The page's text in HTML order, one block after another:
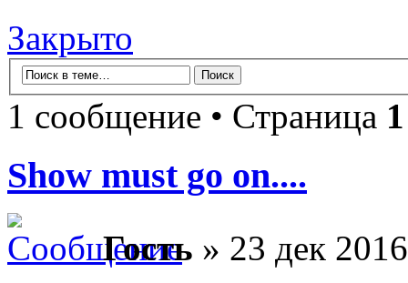
Закрыто
1 сообщение • Страница 1
Show must go on....
Гость » 23 дек